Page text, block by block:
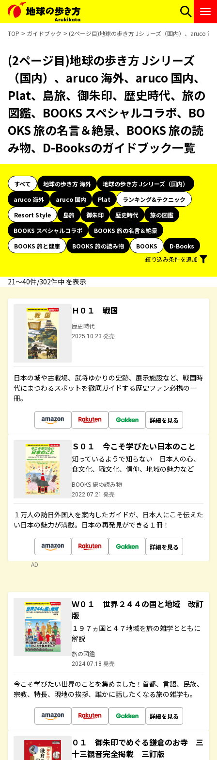
TOP ガイドブック (2ページ目)地球の歩き方 Jシリーズ（国内）、aruco
(2ページ目)地球の歩き方 Jシリーズ
（国内）、aruco 海外、aruco 国内、
Plat、島旅、御朱印、歴史時代、旅の
図鑑、BOOKS スペシャルコラボ、BO
OKS 旅の名言＆絶景、BOOKS 旅の読
み物、D-Booksのガイドブック一覧
すべて 地球の歩き方 海外
地球の歩き方 Jシリーズ（国内）
aruco 海外
aruco 国内 Plat
ランキング&テクニック
Resort Style
島旅 御朱印 歴史時代
旅の図鑑
BOOKS スペシャルコラボ
BOOKS 旅の名言＆絶景
BOOKS 旅と健康
BOOKS 旅の読み物 BOOKS
D-Books
絞り込み条件を追加
21〜40件/302件中 を表示
Ｈ０１ 戦国
歴史時代
2025.10.23 発売
日本の城や古戦場、武将ゆかりの史跡、展示施設など、戦国時
代にまつわるスポットを徹底ガイドする歴史ファン必携の一
冊。
詳細を見る
Ｓ０１ 今こそ学びたい日本のこと
知っているようで知らない 日本人の心、
食文化、職文化、信仰、地域の魅力など
BOOKS 旅の読み物
2022.07.21 発売
１万人の訪日外国人を案内したガイドが、日本人にこそ伝えた
い日本の魅力が満載。日本の再発見ができる１冊！
詳細を見る
AD
Ｗ０１ 世界２４４の国と地域 改訂
版
１９７ヵ国と４７地域を旅の雑学とともに
解説
旅の図鑑
2024.07.18 発売
今こそ学びたい世界のことを集めました！首都、言語、民族、
宗教、特長、現地の挨拶、誰かに話したくなる旅の雑学も。
詳細を見る
０１ 御朱印でめぐる鎌倉のお寺 三
十三観音完全掲載 三訂版